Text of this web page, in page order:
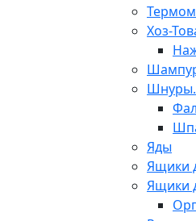
Хоз-
Яды
Ящики
Ящики